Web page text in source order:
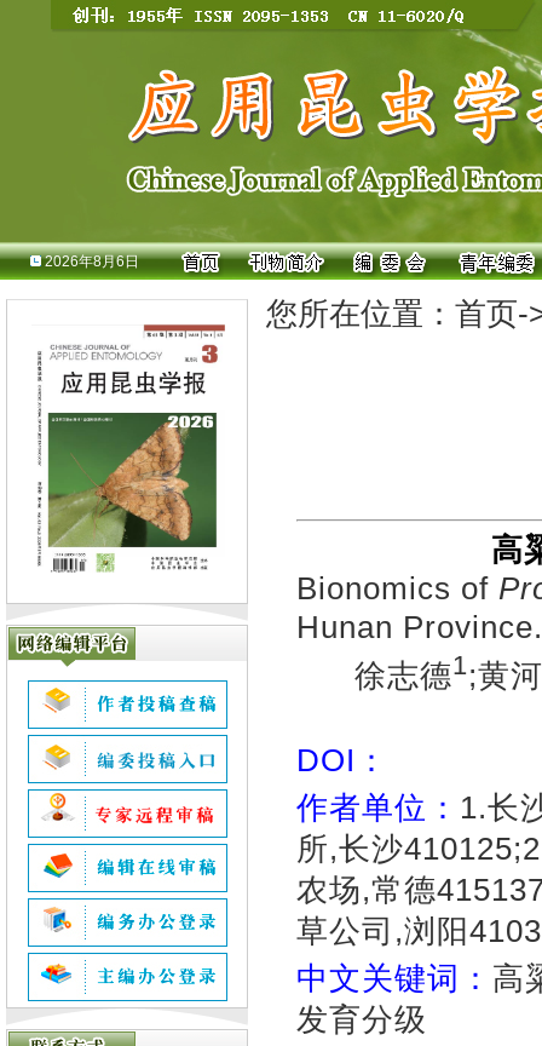
2026年8月6日
您所在位置： 首页-
高
Bionomics of
Hunan Province.
徐志德1;黄
DOI：
作者单位： 1.长
所,长沙
农场,常德
草公司,浏阳
中文关键词： 高
发育分级